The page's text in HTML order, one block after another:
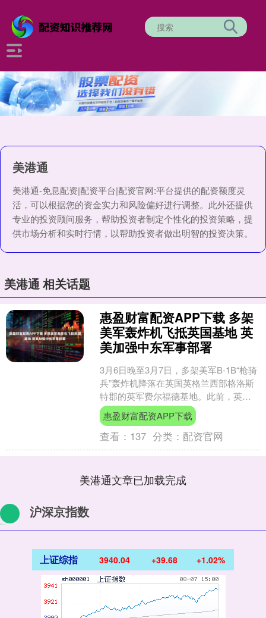
美港通
美港通-免息配资|配资平台|配资官网:平台提供的配资额度灵
活，可以根据您的资金实力和风险偏好进行调整。此外还提供
专业的投资顾问服务，帮助投资者制定个性化的投资策略，提
供市场分析和实时行情，以帮助投资者做出明智的投资决策。
美港通 相关话题
惠盈财富配资APP下载 多架
美军轰炸机飞抵英国基地 英
美加强中东军事部署
3月6日晚至3月7日，多架美军B-1B“枪骑
兵”轰炸机降落在英国英格兰西部格洛斯
特郡的英军费尔福德基地。此前，英国
首相斯塔默已允许美军利用英国基地对
伊朗导弹阵地....
惠盈财富配资APP下载
查看： 137 分类： 配资官网
美港通文章已加载完成
沪深京指数
上证综指 3940.04 +39.68 +1.02%